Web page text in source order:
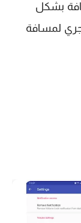
بشكل
لمسافة